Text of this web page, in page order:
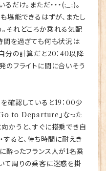
だけ。まただ・・・(;_;)。
堪能できるはずが、またし
それどころか乗れる気配
間を過ぎても何も状況は
分の計算だと20：40以降
のフライトに間に合いそう
確認していると19：00少
Go to Departure」なった
かうと、すぐに搭乗でき自
すると、待ち時間に耐えき
酔ったフランス人が1名乗
て周りの乗客に迷惑を掛